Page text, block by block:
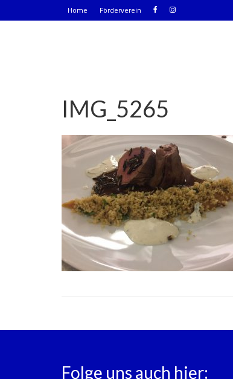
Home Förderverein
IMG_5265
Folge uns auch hier: